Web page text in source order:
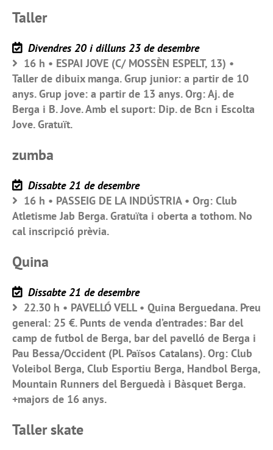
Taller
Divendres 20 i dilluns 23 de desembre
16 h • ESPAI JOVE (C/ MOSSÈN ESPELT, 13) •
Taller de dibuix manga. Grup junior: a partir de 10
anys. Grup jove: a partir de 13 anys. Org: Aj. de
Berga i B. Jove. Amb el suport: Dip. de Bcn i Escolta
Jove. Gratuït.
zumba
Dissabte 21 de desembre
16 h • PASSEIG DE LA INDÚSTRIA • Org: Club
Atletisme Jab Berga. Gratuïta i oberta a tothom. No
cal inscripció prèvia.
Quina
Dissabte 21 de desembre
22.30 h • PAVELLÓ VELL • Quina Berguedana. Preu
general: 25 €. Punts de venda d’entrades: Bar del
camp de futbol de Berga, bar del pavelló de Berga i
Pau Bessa/Occident (Pl. Països Catalans). Org: Club
Voleibol Berga, Club Esportiu Berga, Handbol Berga,
Mountain Runners del Berguedà i Bàsquet Berga.
+majors de 16 anys.
Taller skate